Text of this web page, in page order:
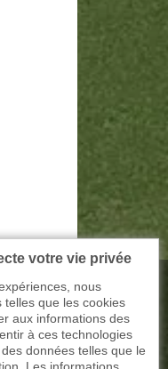
votre vie privée
nous
telles que les cookies
aux informations des
à ces technologies
données telles que le